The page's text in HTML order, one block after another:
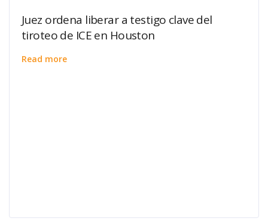
Juez ordena liberar a testigo clave del
tiroteo de ICE en Houston
Read more